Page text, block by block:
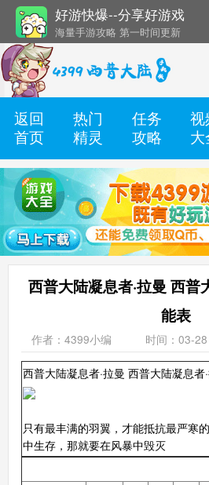
好游快爆--分享好游戏
海量手游攻略 第一时间更新
还有几十款实用辅助工具
返回
首页
热门
精灵
任务
攻略
视
大
西普大陆凝息者·拉曼 西普
能表
作者：4399小编 时间：03-28
西普大陆凝息者·拉曼 西普大陆凝息者
只有最丰满的羽翼，才能抵抗最严寒
中生存，那就要在风暴中毁灭